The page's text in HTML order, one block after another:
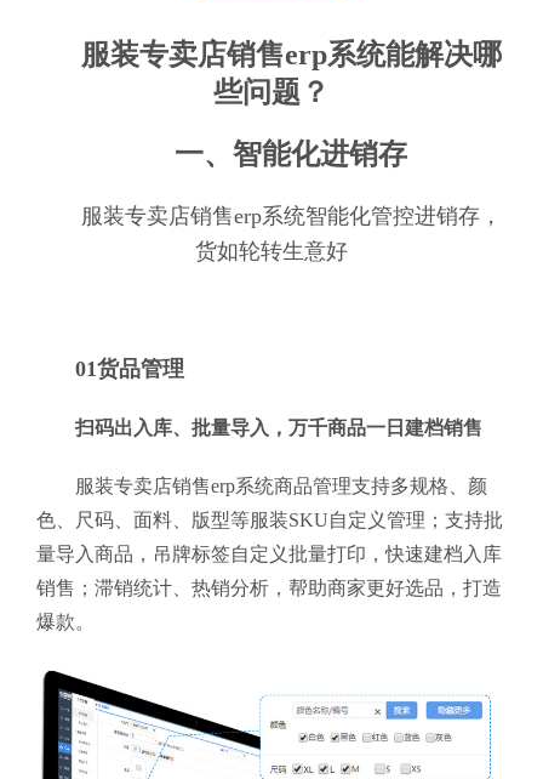
服装专卖店销售erp系统能解决哪
些问题？
一、智能化进销存
服装专卖店销售erp系统智能化管控进销存，
货如轮转生意好
01货品管理
扫码出入库、批量导入，万千商品一日建档销售
服装专卖店销售erp系统商品管理支持多规格、颜
色、尺码、面料、版型等服装SKU自定义管理；支持批
量导入商品，吊牌标签自定义批量打印，快速建档入库
销售；滞销统计、热销分析，帮助商家更好选品，打造
爆款。